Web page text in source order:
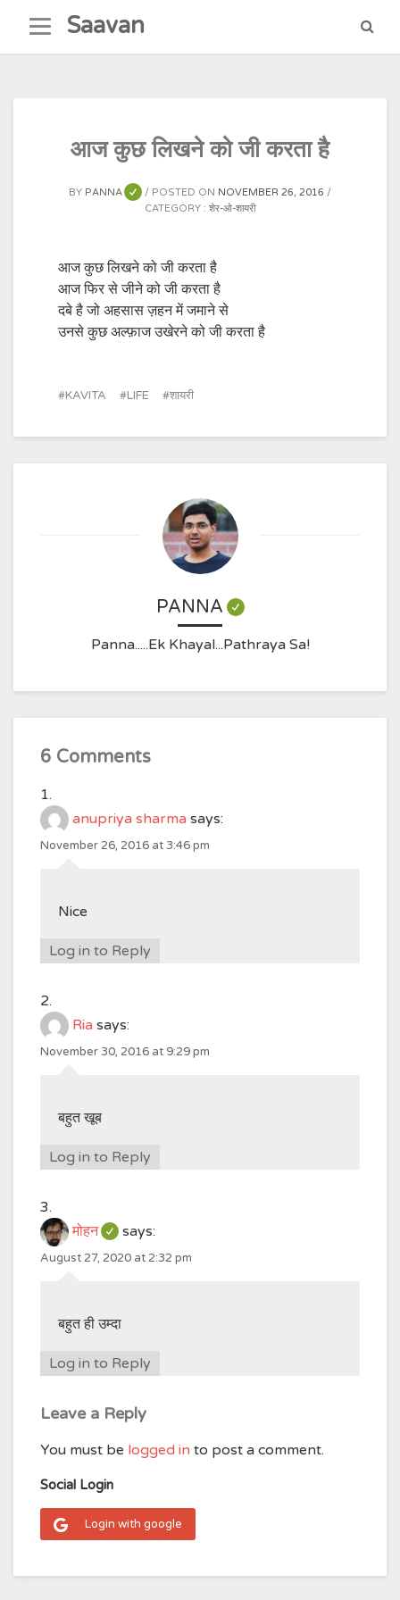
content
Saavan
आज कुछ लिखने को जी करता है
BY PANNA POSTED ON NOVEMBER 26, 2016
CATEGORY : शेर-ओ-शायरी
आज कुछ लिखने को जी करता है
आज फिर से जीने को जी करता है
दबे है जो अहसास ज़हन में जमाने से
उनसे कुछ अल्फ़ाज उखेरने को जी करता है
KAVITA LIFE शायरी
PANNA
Panna.....Ek Khayal...Pathraya Sa!
6 Comments
anupriya sharma says:
November 26, 2016 at 3:46 pm
Nice
Log in to Reply
Ria says:
November 30, 2016 at 9:29 pm
बहुत खूब
Log in to Reply
मोहन says:
August 27, 2020 at 2:32 pm
बहुत ही उम्दा
Log in to Reply
Leave a Reply
You must be logged in to post a comment.
Social Login
Login with google